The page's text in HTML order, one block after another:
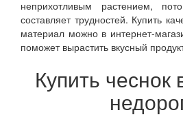
неприхотливым растением,
составляет трудностей. Купить
материал можно в интернет-
поможет вырастить вкусный
Купить чеснок